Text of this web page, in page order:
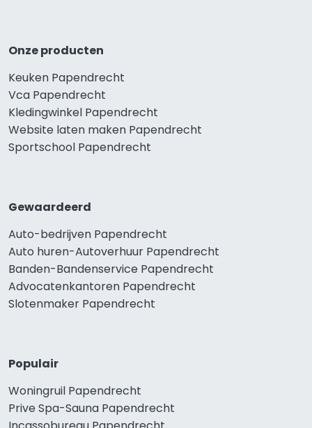
Onze producten
Keuken Papendrecht
Vca Papendrecht
Kledingwinkel Papendrecht
Website laten maken Papendrecht
Sportschool Papendrecht
Gewaardeerd
Auto-bedrijven Papendrecht
Auto huren-Autoverhuur Papendrecht
Banden-Bandenservice Papendrecht
Advocatenkantoren Papendrecht
Slotenmaker Papendrecht
Populair
Woningruil Papendrecht
Prive Spa-Sauna Papendrecht